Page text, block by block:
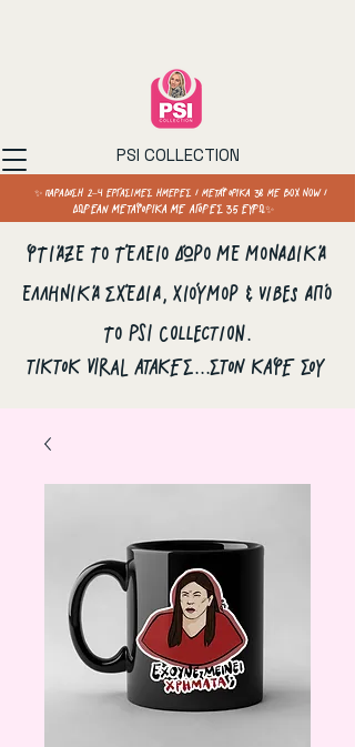
PSI COLLECTION
✨ ΠΑΡΑΔΟΣΗ 2–4 ΕΡΓΑΣΙΜΕΣ ΗΜΕΡΕΣ / ΜΕΤΑΦΟΡΙΚΑ 3€ ΜΕ BOX NOW /
ΔΩΡΕΑΝ ΜΕΤΑΦΟΡΙΚΑ ΜΕ ΑΓΟΡΕΣ 35 ΕΥΡΩ✨
Φτιάξε το τέλειο δώρο με μοναδικά
ελληνικά σχέδια, χιούμορ & vibes από
το PSI Collection.
ΤΙΚΤΟΚ VIRAL ΑΤΑΚΕΣ...ΣΤΟΝ ΚΑΦΕ ΣΟΥ